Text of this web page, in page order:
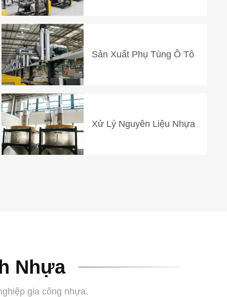
Sản Xuất Phụ Tùng Ô Tô
Xử Lý Nguyên Liệu Nhựa
Nhựa
gia công nhựa.